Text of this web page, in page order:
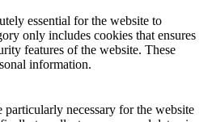
essential for the website to
only includes cookies that ensures
features of the website. These
information.
necessary for the website